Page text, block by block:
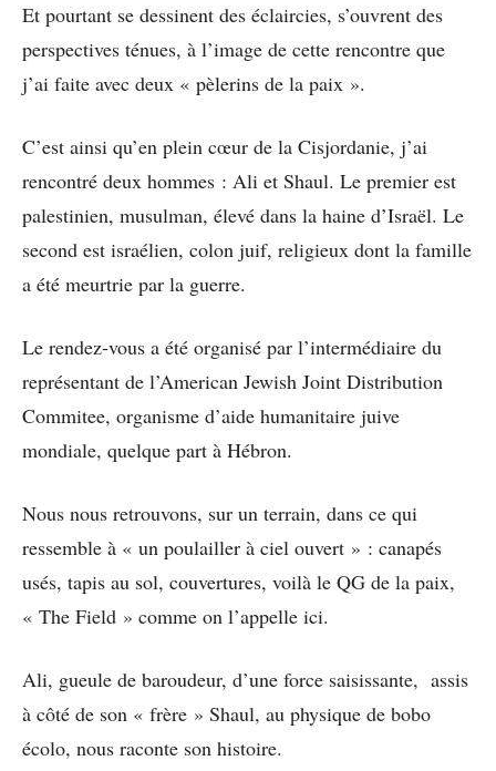
Et pourtant se dessinent des éclaircies, s’ouvrent des
perspectives ténues, à l’image de cette rencontre que
j’ai faite avec deux « pèlerins de la paix ».
C’est ainsi qu’en plein cœur de la Cisjordanie, j’ai
rencontré deux hommes : Ali et Shaul. Le premier est
palestinien, musulman, élevé dans la haine d’Israël. Le
second est israélien, colon juif, religieux dont la famille
a été meurtrie par la guerre.
Le rendez-vous a été organisé par l’intermédiaire du
représentant de l’American Jewish Joint Distribution
Commitee, organisme d’aide humanitaire juive
mondiale, quelque part à Hébron.
Nous nous retrouvons, sur un terrain, dans ce qui
ressemble à « un poulailler à ciel ouvert » : canapés
usés, tapis au sol, couvertures, voilà le QG de la paix,
« The Field » comme on l’appelle ici.
Ali, gueule de baroudeur, d’une force saisissante, assis
à côté de son « frère » Shaul, au physique de bobo
écolo, nous raconte son histoire.